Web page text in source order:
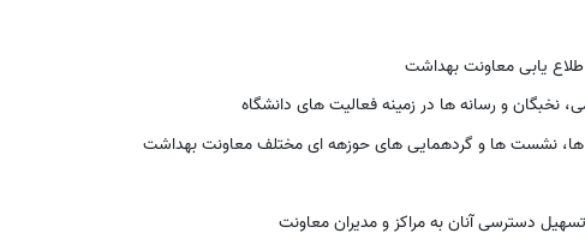
یابی معاونت بهداشت
و رسانه ها در زمینه فعالیت های دانشگاه
ها، نشست ها و گردهمایی های حوزهه ای مختلف معاونت بهداشت
دسترسی آنان به مراکز و مدیران معاونت